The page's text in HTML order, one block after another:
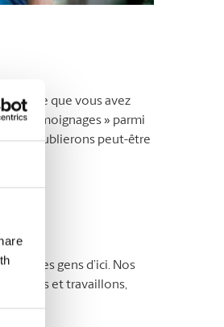
que vous avez
« Témoignages » parmi
nous publierons peut-être
par des gens d’ici. Nos
vivons et travaillons,